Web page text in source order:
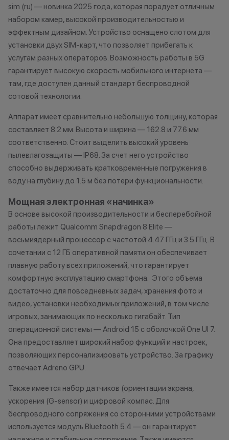
причинам (отсутствие товара,
нарушение правил акции, иные
обоснованные причины).
•Организатор (продавец) на свое
одностороннем порядке.
Напишите нам в
мессенджерах
•Организатор
право отказать
договора
причинам
нарушение
•Организатор
усмотрение
sim (ru) — новинка 2025 года, которая порадует отличным
набором камер, высокой производительностью и
эффектным дизайном. Устройство оснащено слотом для
установки двух SIM-карт, что позволяет прибегать к
услугам разных операторов. Возможность работы в 5G
гарантирует высокую скорость мобильного интернета —
там, где доступен данный стандарт беспроводной
сотовой технологии.
Аппарат имеет сравнительно небольшую толщину, которая
составляет 8.2 мм. Высота и ширина — 162.8 и 77.6 мм
соответственно. Стоит выделить высокий уровень
пылевлагозащиты — IP68. За счет него устройство
способно выдерживать кратковременные погружения в
воду на глубину до 1.5 м без потери функциональности.
Мощная электронная «начинка»
В основе высокой производительности и бесперебойной
работы лежит Qualcomm Snapdragon 8 Elite —
восьмиядерный процессор с частотой 4.47 ГГц и 3.5 ГГц. В
сочетании с 12 ГБ оперативной памяти он обеспечивает
плавную работу всех приложений, что гарантирует
комфортную эксплуатацию смартфона. Этого объема
достаточно для повседневных задач, хранения фото и
видео, установки необходимых приложений, в том числе
игровых, занимающих по несколько гигабайт. Тип
операционной системы — Android 15 с оболочкой One UI 7.
Она предоставляет широкий набор функций и настроек,
позволяющих персонализировать устройство. За графику
отвечает Adreno GPU.
Также имеется набор датчиков (ориентации экрана,
ускорения (G-sensor) и цифровой компас. Для
беспроводного сопряжения со сторонними устройствами
используется модуль Bluetooth 5.4 — он гарантирует